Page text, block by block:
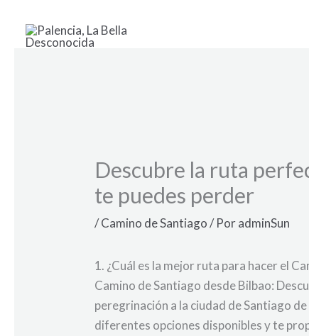
contenido
Descubre la ruta
te puedes perder
/Camino de Santiago/ PoradminSun
1. ¿Cuál es la mejor ruta para hacer el
Camino de Santiago desde Bilbao:
peregrinación a la ciudad de Santiago
diferentes opciones disponibles y te